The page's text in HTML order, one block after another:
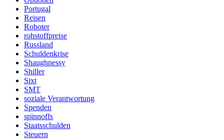
Portugal
Reisen
Roboter
rohstoffpreise
Russland
Schuldenkrise
Shaughnessy
Shiller
Sixt
SMT
soziale Verantwortung
Spenden
spinnoffs
Staatsschulden
Steuern